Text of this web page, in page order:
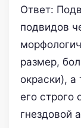
Ответ:
подвидов
размер,
окраски), а
его строго
гнездовой